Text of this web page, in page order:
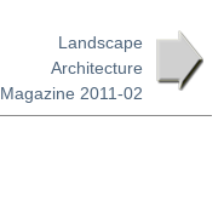
Landscape
Architecture
Magazine 2011-02